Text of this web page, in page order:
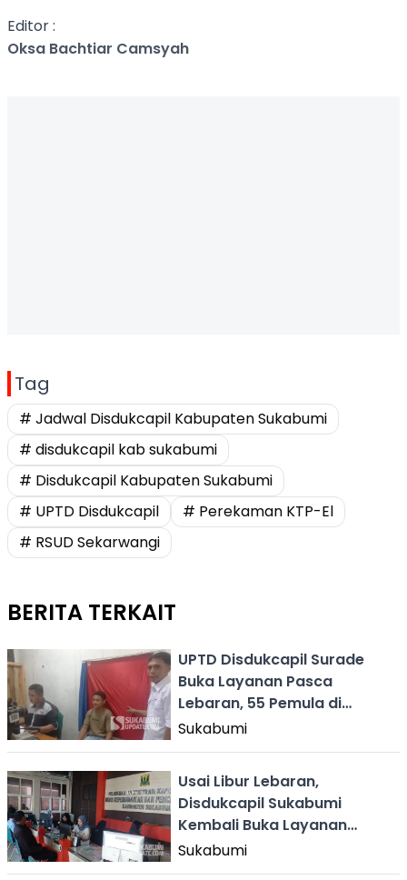
Editor :
Oksa Bachtiar Camsyah
Tag
# Jadwal Disdukcapil Kabupaten Sukabumi
# disdukcapil kab sukabumi
# Disdukcapil Kabupaten Sukabumi
# UPTD Disdukcapil
# Perekaman KTP-El
# RSUD Sekarwangi
BERITA TERKAIT
UPTD Disdukcapil Surade
Buka Layanan Pasca
Lebaran, 55 Pemula di
Sukabumi Rekam KTP
Sukabumi
Usai Libur Lebaran,
Disdukcapil Sukabumi
Kembali Buka Layanan
dengan Jam Operasional
Penuh
Sukabumi